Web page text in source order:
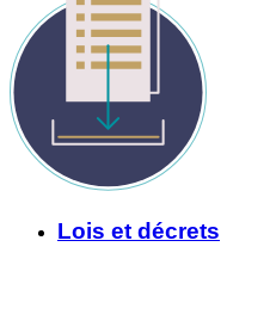
Lois et décrets